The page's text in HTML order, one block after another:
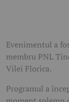
Evenimentul a
membru PNL
Vilei Florica.
Programul a